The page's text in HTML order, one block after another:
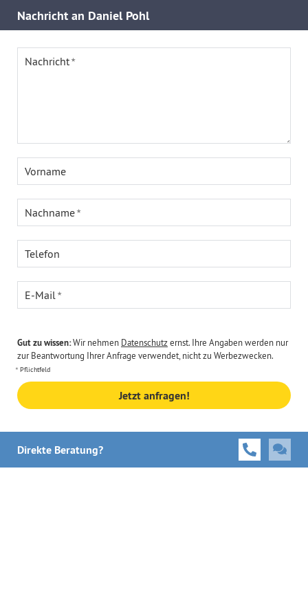
Nachricht an Daniel Pohl
Nachricht
Vorname
Nachname
Telefon
E-Mail
Gut zu wissen:Wir nehmen Datenschutzernst. Ihre Angaben werden nur
zur Beantwortung Ihrer Anfrage verwendet, nicht zu Werbezwecken.
Pflichtfeld
Jetzt anfragen!
Direkte Beratung?